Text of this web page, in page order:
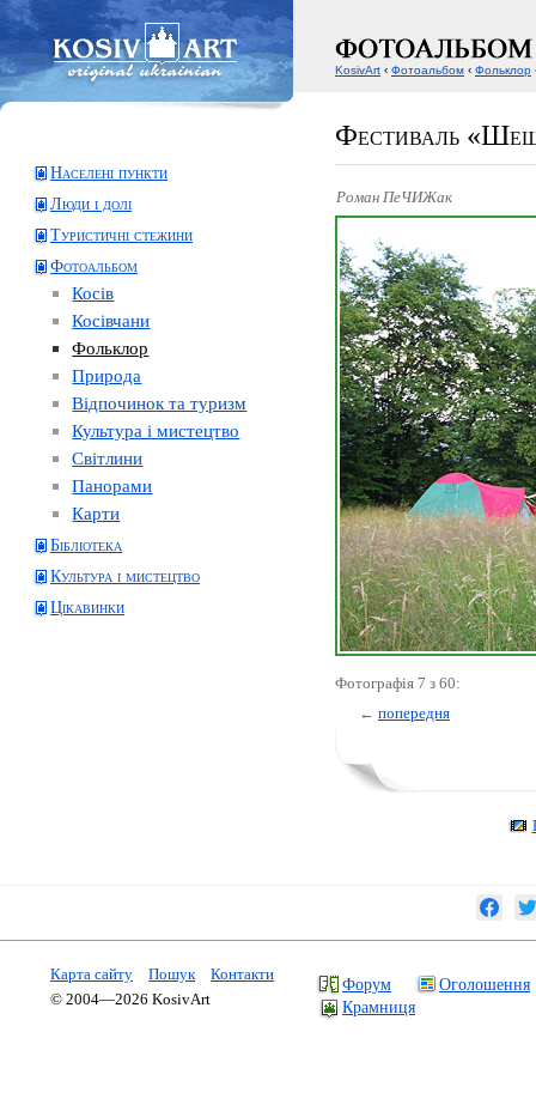
Фестиваль
Населені пункти
Люди і долі
Туристичні стежини
Фотоальбом
Косів
Косівчани
Фольклор
Природа
Відпочинок та туризм
Культура і мистецтво
Світлини
Панорами
Карти
Бібліотека
Культура і мистецтво
Цікавинки
Роман ПеЧИЖак
Фотографія 7 з 60:
← попередня
KosivArt ‹ Фотоальбом ‹ Фольклор
Карта сайту Пошук
Контакти
© 2004—2026 KosivArt
Форум
Оголошення
Крамниця